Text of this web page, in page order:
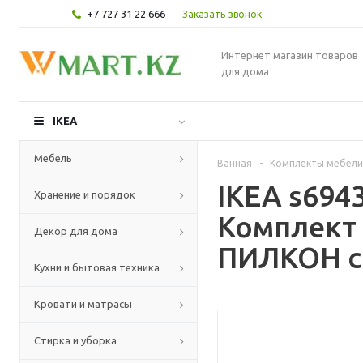
+7 727 31 22 666 Заказать звонок
Интернет магазин товаров
для дома
IKEA
Мебель
Хранение и порядок
Декор для дома
Кухни и бытовая техника
Кровати и матрасы
Стирка и уборка
Ванная - Комплекты
IKEA
ПИЛКОН